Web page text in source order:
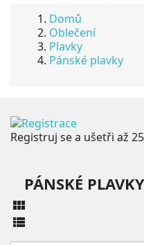
Domů
Oblečení
Plavky
Pánské plavky
Registruj se a ušetři až
PÁNSKÉ PLAVKY

